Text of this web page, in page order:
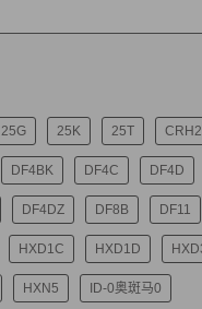
25G 25K 25T
DF4BK DF4C DF4D
DF4DZ DF8B DF11
HXD1C HXD1D
HXN5 ID-0奥斑马0